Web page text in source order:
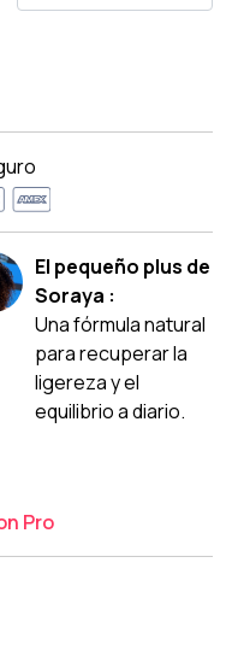
El pequeño plus de
Soraya :
Una fórmula natural
para recuperar la
ligereza y el
equilibrio a diario.
Pro